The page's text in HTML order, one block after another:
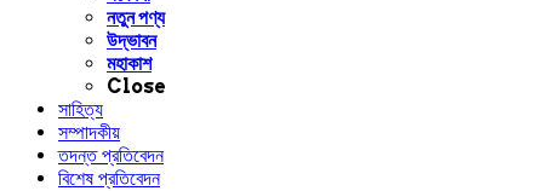
নতুন পণ্য
উদ্ভাবন
মহাকাশ
Close
সাহিত্য
সম্পাদকীয়
তদন্ত প্রতিবেদন
বিশেষ প্রতিবেদন